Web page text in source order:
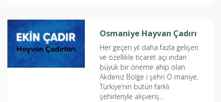
Osmaniye Hayvan Çadırı
Her geçen yıl daha fazla gelişen
ve özellikle ticaret açı ından
büyük bir öneme ahip olan
Akdeniz Bölge i şehri O maniye,
Türkiye’nin bütün farklı
şehirleriyle alışveriş...